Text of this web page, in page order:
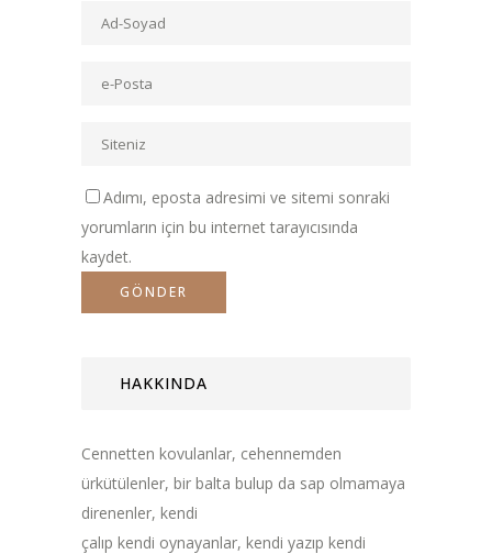
Adımı, eposta adresimi ve sitemi sonraki
yorumların için bu internet tarayıcısında
kaydet.
HAKKINDA
Cennetten kovulanlar, cehennemden
ürkütülenler, bir balta bulup da sap olmamaya
direnenler, kendi
çalıp kendi oynayanlar, kendi yazıp kendi